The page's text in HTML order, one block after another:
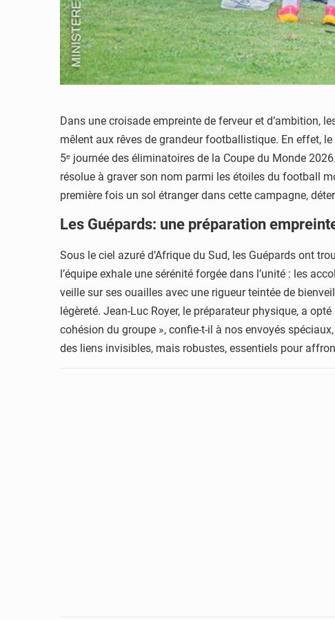
Dans une croisade empreinte de ferveur et d’ambition,
mêlent aux rêves de grandeur footballistique. En effet,
5ᵉ journée des éliminatoires de la Coupe du Monde
résolue à graver son nom parmi les étoiles du football
première fois un sol étranger dans cette campagne,
Les Guépards: une préparation
Sous le ciel azuré d’Afrique du Sud, les Guépards ont
l’équipe exhale une sérénité forgée dans l’unité : les
veille sur ses ouailles avec une rigueur teintée de
légèreté. Jean-Luc Royer, le préparateur physique, a
cohésion du groupe », confie-t-il à nos envoyés
des liens invisibles, mais robustes, essentiels pour